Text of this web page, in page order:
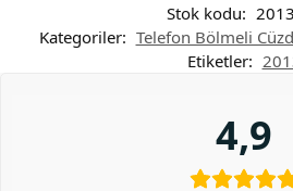
Stok kodu:
Kategoriler: Telefon Bölmeli
Etiketler:
4,9